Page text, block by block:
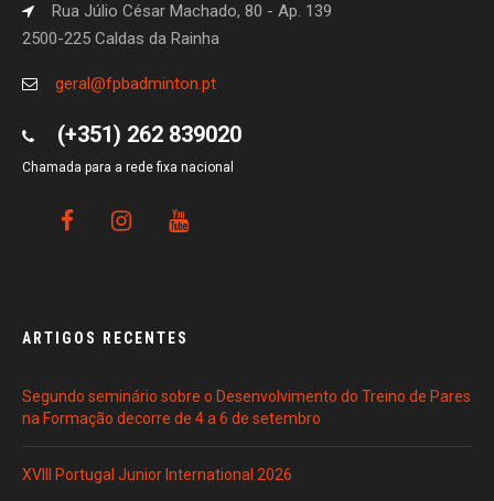
Rua Júlio César Machado, 80 - Ap. 139
2500-225 Caldas da Rainha
geral@fpbadminton.pt
(+351) 262 839020
Chamada para a rede fixa nacional
ARTIGOS RECENTES
Segundo seminário sobre o Desenvolvimento do Treino de Pares
na Formação decorre de 4 a 6 de setembro
XVIII Portugal Junior International 2026